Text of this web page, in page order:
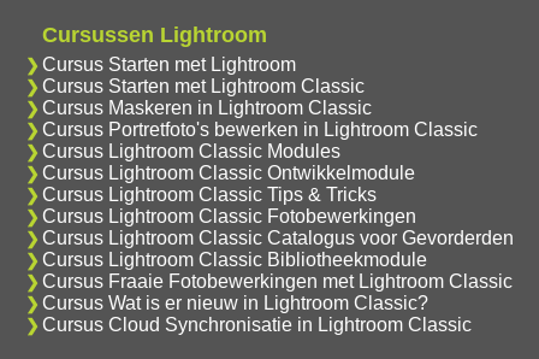
Cursussen Lightroom
Cursus Starten met Lightroom
Cursus Starten met Lightroom Classic
Cursus Maskeren in Lightroom Classic
Cursus Portretfoto's bewerken in Lightroom Classic
Cursus Lightroom Classic Modules
Cursus Lightroom Classic Ontwikkelmodule
Cursus Lightroom Classic Tips & Tricks
Cursus Lightroom Classic Fotobewerkingen
Cursus Lightroom Classic Catalogus voor Gevorderden
Cursus Lightroom Classic Bibliotheekmodule
Cursus Fraaie Fotobewerkingen met Lightroom Classic
Cursus Wat is er nieuw in Lightroom Classic?
Cursus Cloud Synchronisatie in Lightroom Classic